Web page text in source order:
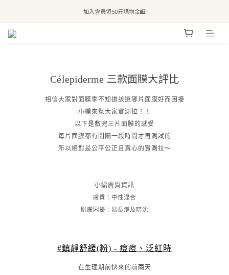
全站滿$2,500免運｜6/30前 含新品滿$1,300超取免運
加入會員領50元購物金🛍️
Célepiderme 三款面膜大評比
相信大家對面膜季不知道該選哪片面膜好而困擾
小編來幫大家實測拉！！
以下是敷完三片面膜的感受
每片面膜都有間隔一段時間才再測試的
所以絕對是公平公正且真心的實測拉～
小編膚質資訊
膚質：中性混合
肌膚困擾：易長痘及暗沈
#鎮靜舒緩(粉) - 痘痘、泛紅時
在生理期前快來的前兩天